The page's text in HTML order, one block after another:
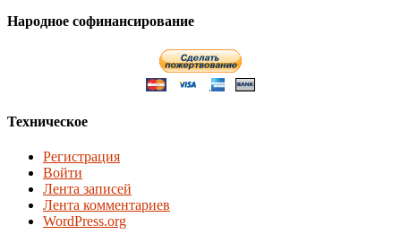
Народное софинансирование
Техническое
Регистрация
Войти
Лента записей
Лента комментариев
WordPress.org